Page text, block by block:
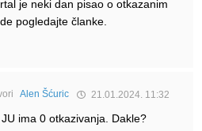
je neki dan pisao o otkazanim
pogledajte članke.
Alen Šćuric 21.01.2024. 11:32
ima 0 otkazivanja. Dakle?